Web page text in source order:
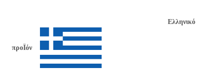
Ελληνικό
προΪόν